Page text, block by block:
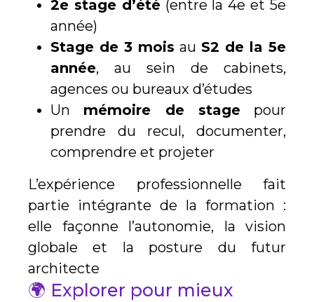
2e stage d’été(entre la 4e et 5e
année)
Stage de 3 mois au S2 de la 5e
année, au sein de cabinets,
agences ou bureaux d’études
Un mémoire de stagepour
prendre du recul, documenter,
comprendre et projeter
L’expérience professionnelle fait
partie intégrante de la formation :
elle façonne l’autonomie, la vision
globale et la posture du futur
architecte
🌍 Explorer pour mieux